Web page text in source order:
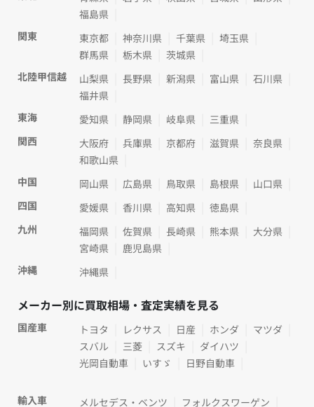
福島県
関東
東京都 神奈川県 千葉県
埼玉県
群馬県
栃木県
茨城県
北陸甲信越
山梨県 長野県 新潟県 富山県
石川県
福井県
東海
愛知県 静岡県 岐阜県
三重県
関西
大阪府 兵庫県 京都府 滋賀県
奈良県
和歌山県
中国
岡山県 広島県 鳥取県 島根県
山口県
四国
愛媛県 香川県 高知県
徳島県
九州
福岡県 佐賀県 長崎県 熊本県
大分県
宮崎県
鹿児島県
沖縄
沖縄県
メーカー別に買取相場・査定実績を見る
国産車 トヨタ レクサス 日産 ホンダ
マツダ
スバル
三菱 スズキ
ダイハツ
光岡自動車
いすゞ 日野自動車
輸入車 メルセデス・ベンツ
フォルクスワーゲン